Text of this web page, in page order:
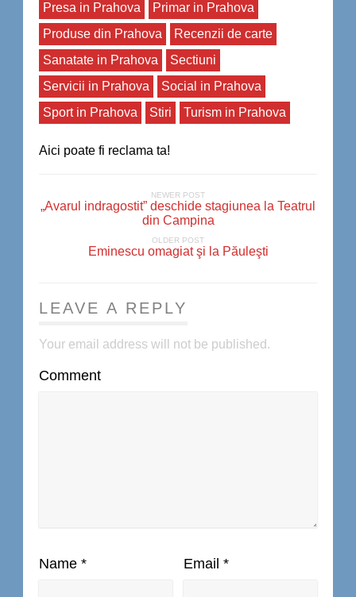
Presa in Prahova
Primar in Prahova
Produse din Prahova
Recenzii de carte
Sanatate in Prahova
Sectiuni
Servicii in Prahova
Social in Prahova
Sport in Prahova
Stiri Turism in Prahova
Aici poate fi reclama ta!
NEWER POST
„Avarul indragostit” deschide stagiunea la Teatrul
din Campina
OLDER POST
Eminescu omagiat şi la Păuleşti
LEAVE A REPLY
Your email address will not be published.
Comment
Name * Email *